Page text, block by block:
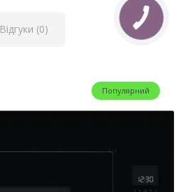
Відгуки (0)
Популярний